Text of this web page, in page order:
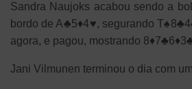
Sandra Naujoks acabou sendo a
bordo de A♣5♦4♥, segurando
agora, e pagou, mostrando
Jani Vilmunen terminou o dia com